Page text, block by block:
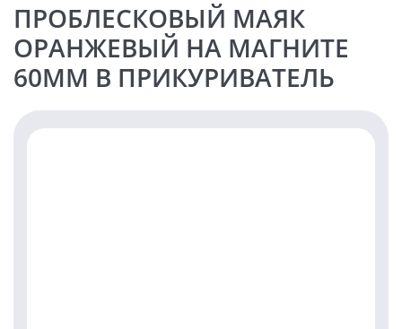
ПРОБЛЕСКОВЫЙ МАЯК
ОРАНЖЕВЫЙ НА МАГНИТЕ
60ММ В ПРИКУРИВАТЕЛЬ